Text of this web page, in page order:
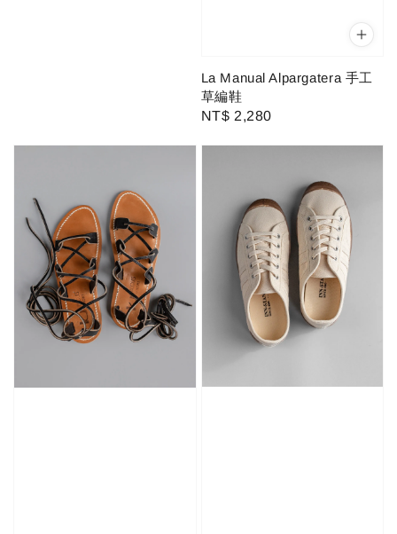
La Manual Alpargatera 手工
草編鞋
Regular
NT$ 2,280